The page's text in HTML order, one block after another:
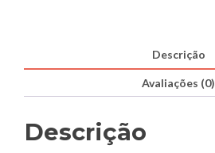
Frontal
Descrição
Avaliações (0)
Descrição